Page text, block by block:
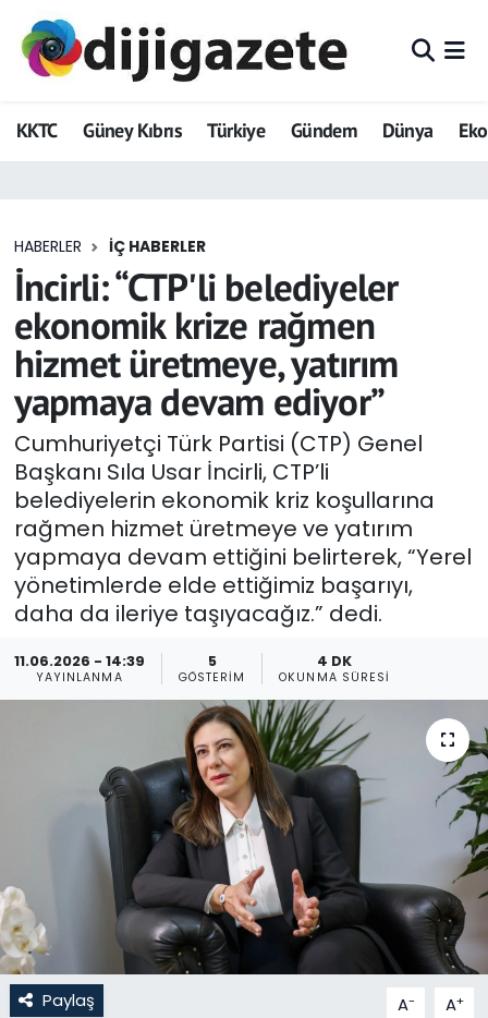
KKTC Güney Kıbrıs Türkiye Gündem Dünya
HABERLER İÇ HABERLER
İncirli: “CTP'li belediyeler
ekonomik krize rağmen
hizmet üretmeye, yatırım
yapmaya devam ediyor”
Cumhuriyetçi Türk Partisi (CTP) Genel
Başkanı Sıla Usar İncirli, CTP’li
belediyelerin ekonomik kriz koşullarına
rağmen hizmet üretmeye ve yatırım
yapmaya devam ettiğini belirterek, “Yerel
yönetimlerde elde ettiğimiz başarıyı,
daha da ileriye taşıyacağız.” dedi.
11.06.2026 - 14:39
YAYINLANMA
5
GÖSTERIM
4 DK
OKUNMA SÜRESI
Paylaş A- A+
ADVERTORIAL
Dijigazete
Eğitim
Ekonomi
Foto Galeri
GEZİ
Güncel
Gündem
KKTC
Kültür Sanat
Moda
Nöbetçi Eczaneler
Otomobil Dünyası
Politika
Hava Durumu
Trafik Durumu
Tüm Manşetler
Son Dakika Haberleri
Haber Arşivi